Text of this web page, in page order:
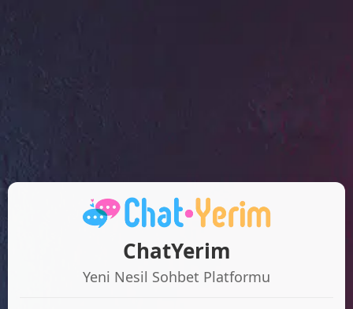
ChatYerim
Yeni Nesil Sohbet Platformu